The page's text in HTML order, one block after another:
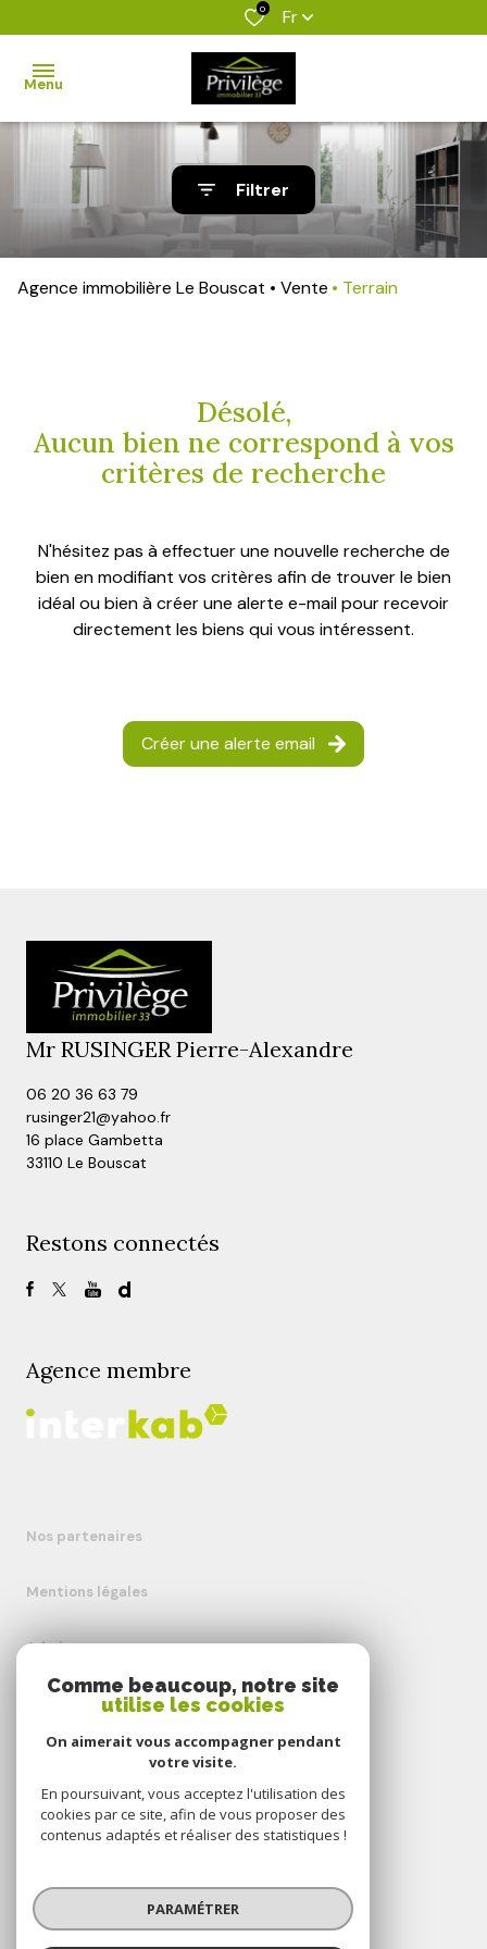
0 Fr
Menu
accueil
nos
biens
biens
contact
Filtrer
Agence immobilière Le Bouscat Vente Terrain
Désolé,
Aucun bien ne correspond à vos
critères de recherche
N'hésitez pas à effectuer une nouvelle recherche de
bien en modifiant vos critères afin de trouver le bien
idéal ou bien à créer une alerte e-mail pour recevoir
directement les biens qui vous intéressent.
Créer une alerte email
Mr RUSINGER Pierre-Alexandre
06 20 36 63 79
rusinger21@yahoo.fr
16 place Gambetta
33110 Le Bouscat
Restons connectés
Agence membre
Nos partenaires
Mentions légales
Admin
Nos honoraires
Cookies
© 2026 | Tous droits réservés
Comme beaucoup, notre site
utilise les cookies
On aimerait vous accompagner pendant
votre visite.
En poursuivant, vous acceptez l'utilisation des
cookies par ce site, afin de vous proposer des
contenus adaptés et réaliser des statistiques !
PARAMÉTRER